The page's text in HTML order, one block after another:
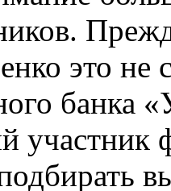
это не
банка
участник